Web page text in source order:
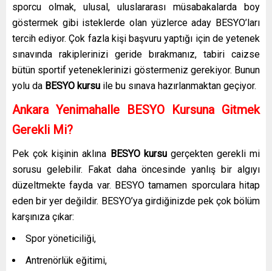
sporcu olmak, ulusal, uluslararası müsabakalarda boy
göstermek gibi isteklerde olan yüzlerce aday BESYO’ları
tercih ediyor. Çok fazla kişi başvuru yaptığı için de yetenek
sınavında rakiplerinizi geride bırakmanız, tabiri caizse
bütün sportif yeteneklerinizi göstermeniz gerekiyor. Bunun
yolu da BESYO kursu ile bu sınava hazırlanmaktan geçiyor.
Ankara Yenimahalle BESYO Kursuna Gitmek
Gerekli Mi?
Pek çok kişinin aklına BESYO kursu gerçekten gerekli mi
sorusu gelebilir. Fakat daha öncesinde yanlış bir algıyı
düzeltmekte fayda var. BESYO tamamen sporculara hitap
eden bir yer değildir. BESYO’ya girdiğinizde pek çok bölüm
karşınıza çıkar:
Spor yöneticiliği,
Antrenörlük eğitimi,